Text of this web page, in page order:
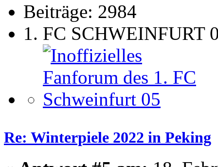
Beiträge: 2984
1. FC SCHWEINFURT
Re: Winterpiele 2022 in Peking